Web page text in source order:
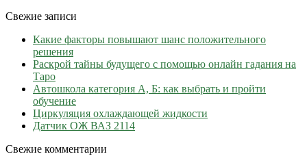
Свежие записи
Какие факторы повышают шанс положительного
решения
Раскрой тайны будущего с помощью онлайн гадания на
Таро
Автошкола категория А, Б: как выбрать и пройти
обучение
Циркуляция охлаждающей жидкости
Датчик ОЖ ВАЗ 2114
Свежие комментарии